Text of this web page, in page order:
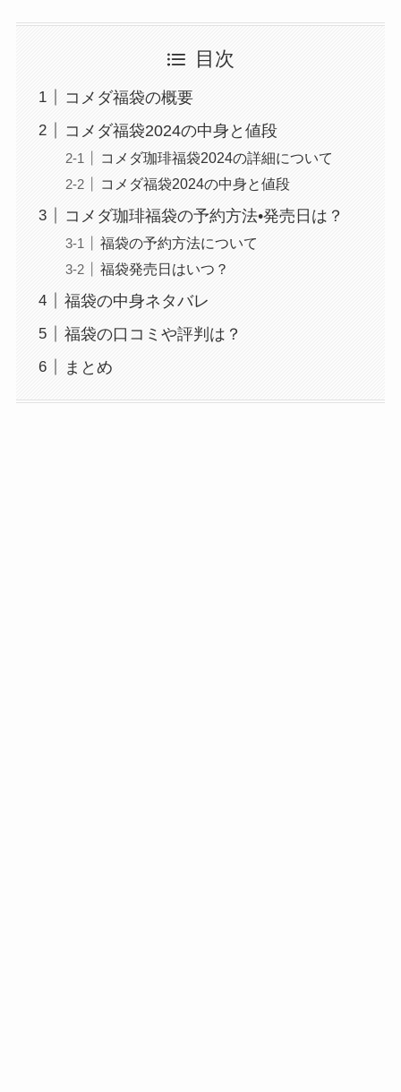
目次
コメダ福袋の概要
コメダ福袋2024の中身と値段
コメダ珈琲福袋2024の詳細について
コメダ福袋2024の中身と値段
コメダ珈琲福袋の予約方法•発売日は？
福袋の予約方法について
福袋発売日はいつ？
福袋の中身ネタバレ
福袋の口コミや評判は？
まとめ